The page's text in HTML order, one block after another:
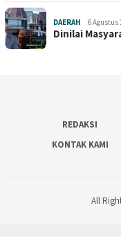
DAERAH 6 Agustus
Dinilai
REDAKSI
KONTAK KAMI
All